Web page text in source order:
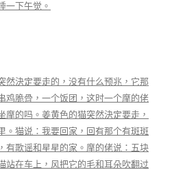
一下午觉。
然決定要走的，没有什么预兆，它那
鸡脆骨，一个饭团，这时一个摩的佬
摩的吗。姜黄色的猫突然決定要走，
。猫说：我要回家，回有那个有斑斑
有歌谣和星星的家。摩的佬说：五块
站在车上，风把它的毛和耳朵吹翻过